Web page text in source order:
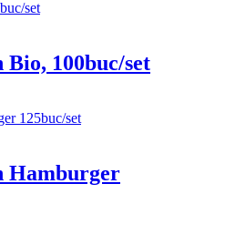
100buc/set
Hamburger